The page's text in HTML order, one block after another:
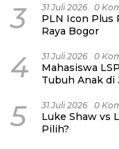
3 31 Juli 2026 0
PLN Icon Plus
Raya Bogor
4 31 Juli 2026 0
Mahasiswa
Tubuh Anak di
5 31 Juli 2026 0
Luke Shaw vs
Pilih?